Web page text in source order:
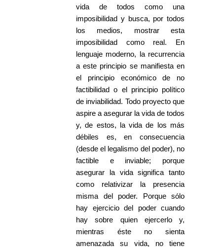
vida de todos como una
imposibilidad y busca, por todos
los medios, mostrar esta
imposibilidad como real. En
lenguaje moderno, la recurrencia
a este principio se manifiesta en
el principio económico de no
factibilidad o el principio político
de inviabilidad. Todo proyecto que
aspire a asegurar la vida de todos
y, de estos, la vida de los más
débiles es, en consecuencia
(desde el legalismo del poder), no
factible e inviable; porque
asegurar la vida significa tanto
como relativizar la presencia
misma del poder. Porque sólo
hay ejercicio del poder cuando
hay sobre quien ejercerlo y,
mientras éste no sienta
amenazada su vida, no tiene